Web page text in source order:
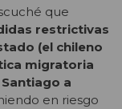
que
restrictivas
(el chileno
migratoria
a
en riesgo